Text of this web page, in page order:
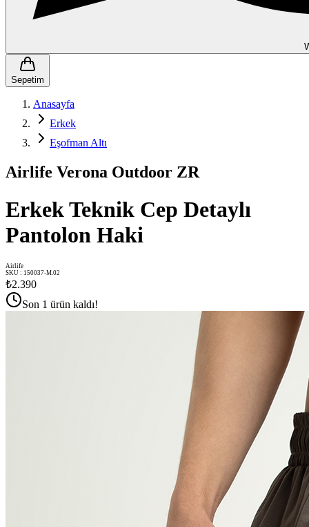
Sepetim
Anasayfa
Erkek
Eşofman Altı
Airlife Verona Outdoor ZR
Erkek Teknik Cep Detaylı
Pantolon Haki
Airlife
SKU : 150037-M.02
₺2.390
Son 1 ürün kaldı!